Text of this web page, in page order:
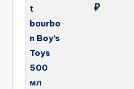
t
bourbo
n Boy’s
Toys
500
мл
₽